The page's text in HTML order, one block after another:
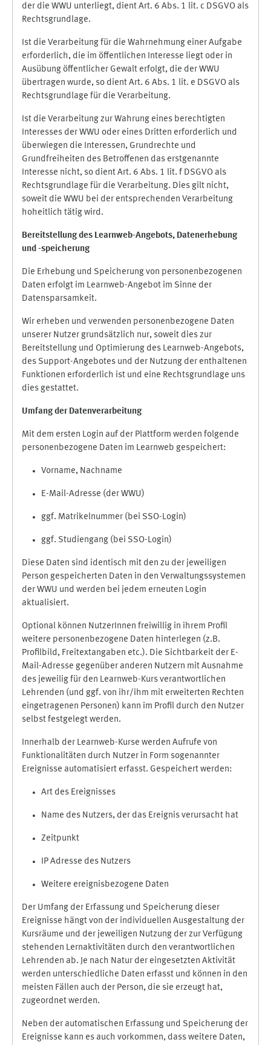
der die WWU unterliegt, dient Art. 6 Abs. 1 lit. c DSGVO als
Rechtsgrundlage.
Ist die Verarbeitung für die Wahrnehmung einer Aufgabe
erforderlich, die im öffentlichen Interesse liegt oder in
Ausübung öffentlicher Gewalt erfolgt, die der WWU
übertragen wurde, so dient Art. 6 Abs. 1 lit. e DSGVO als
Rechtsgrundlage für die Verarbeitung.
Ist die Verarbeitung zur Wahrung eines berechtigten
Interesses der WWU oder eines Dritten erforderlich und
überwiegen die Interessen, Grundrechte und
Grundfreiheiten des Betroffenen das erstgenannte
Interesse nicht, so dient Art. 6 Abs. 1 lit. f DSGVO als
Rechtsgrundlage für die Verarbeitung. Dies gilt nicht,
soweit die WWU bei der entsprechenden Verarbeitung
hoheitlich tätig wird.
Bereitstellung des Learnweb-Angebots, Datenerhebung
und -speicherung
Die Erhebung und Speicherung von personenbezogenen
Daten erfolgt im Learnweb-Angebot im Sinne der
Datensparsamkeit.
Wir erheben und verwenden personenbezogene Daten
unserer Nutzer grundsätzlich nur, soweit dies zur
Bereitstellung und Optimierung des Learnweb-Angebots,
des Support-Angebotes und der Nutzung der enthaltenen
Funktionen erforderlich ist und eine Rechtsgrundlage uns
dies gestattet.
Umfang der Datenverarbeitung
Mit dem ersten Login auf der Plattform werden folgende
personenbezogene Daten im Learnweb gespeichert:
Vorname, Nachname
E-Mail-Adresse (der WWU)
ggf. Matrikelnummer (bei SSO-Login)
ggf. Studiengang (bei SSO-Login)
Diese Daten sind identisch mit den zu der jeweiligen
Person gespeicherten Daten in den Verwaltungssystemen
der WWU und werden bei jedem erneuten Login
aktualisiert.
Optional können NutzerInnen freiwillig in ihrem Profil
weitere personenbezogene Daten hinterlegen (z.B.
Profilbild, Freitextangaben etc.). Die Sichtbarkeit der E-
Mail-Adresse gegenüber anderen Nutzern mit Ausnahme
des jeweilig für den Learnweb-Kurs verantwortlichen
Lehrenden (und ggf. von ihr/ihm mit erweiterten Rechten
eingetragenen Personen) kann im Profil durch den Nutzer
selbst festgelegt werden.
Innerhalb der Learnweb-Kurse werden Aufrufe von
Funktionalitäten durch Nutzer in Form sogenannter
Ereignisse automatisiert erfasst. Gespeichert werden:
Art des Ereignisses
Name des Nutzers, der das Ereignis verursacht hat
Zeitpunkt
IP Adresse des Nutzers
Weitere ereignisbezogene Daten
Der Umfang der Erfassung und Speicherung dieser
Ereignisse hängt von der individuellen Ausgestaltung der
Kursräume und der jeweiligen Nutzung der zur Verfügung
stehenden Lernaktivitäten durch den verantwortlichen
Lehrenden ab. Je nach Natur der eingesetzten Aktivität
werden unterschiedliche Daten erfasst und können in den
meisten Fällen auch der Person, die sie erzeugt hat,
zugeordnet werden.
Neben der automatischen Erfassung und Speicherung der
Ereignisse kann es auch vorkommen, dass weitere Daten,